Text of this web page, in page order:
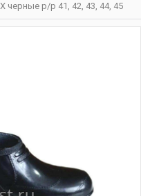
черные р/р 41, 42, 43, 44, 45